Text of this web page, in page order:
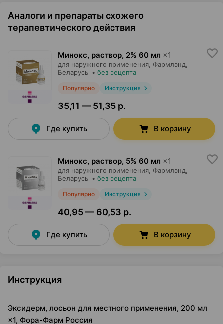
Аналоги и препараты схожего
терапевтического действия
Минокс, раствор, 2% 60 мл ×1
для наружного применения, Фармлэнд
Беларусь • без рецепта
Популярно Инструкция
35,11 — 51,35 р.
Где купить В корзину
Минокс, раствор, 5% 60 мл ×1
для наружного применения, Фармлэнд
Беларусь • без рецепта
Популярно Инструкция
40,95 — 60,53 р.
Где купить В корзину
Инструкция
Эксидерм, лосьон для местного применения, 200 мл
×1, Фора-Фарм Россия